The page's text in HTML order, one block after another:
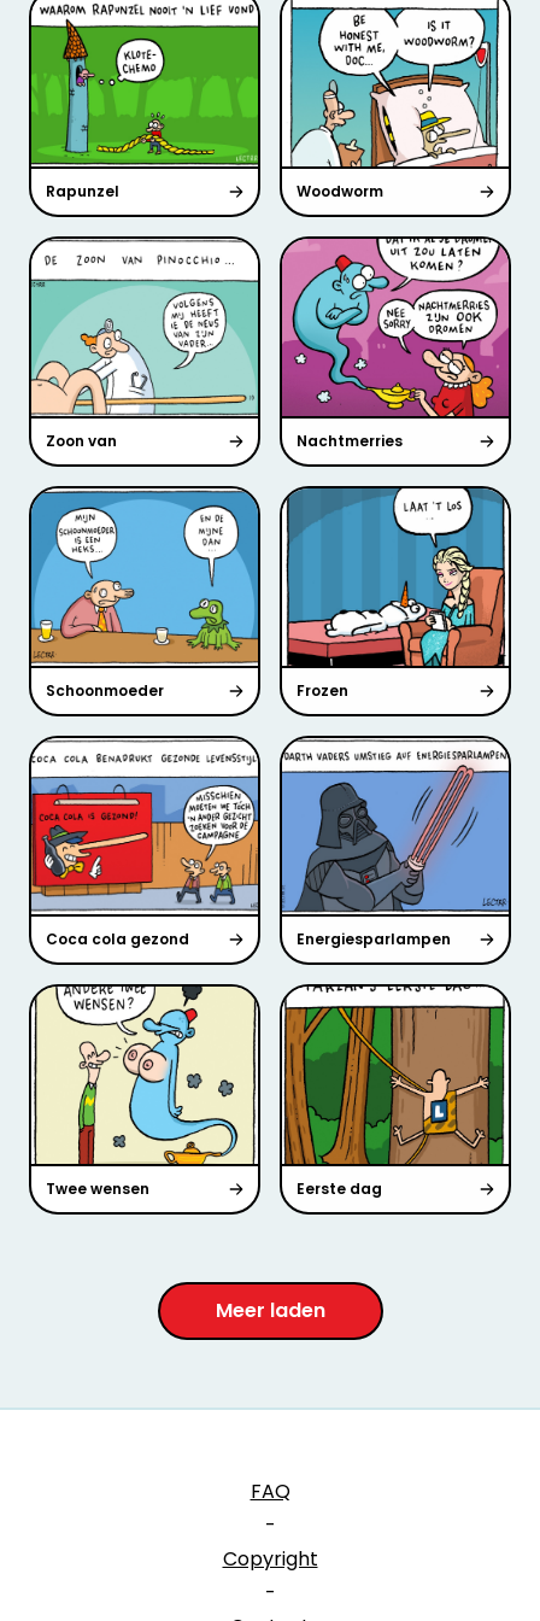
Rapunzel Woodworm
Zoon van Nachtmerries
Schoonmoeder Frozen
Coca cola gezond Energiesparlampen
Twee wensen Eerste dag
Meer laden
FAQ
-
Copyright
-